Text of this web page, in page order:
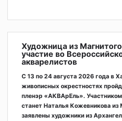
Художница из
участие во
акварелистов
С 13 по 24 августа 2026 года в
живописных окрестностях
пленэр «АКВАрЕль».
станет Наталья Кожевникова
заявлены художники из